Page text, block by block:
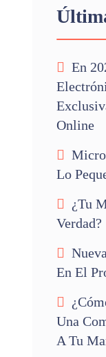
En
Online
Lo
¿Tu
Verdad?
En El
Una
A Tu